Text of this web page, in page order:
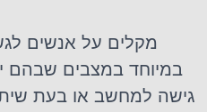
גישה למחשב או בעת